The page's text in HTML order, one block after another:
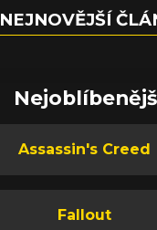
NEJNOVĚJŠÍ
Assassin's Creed
Fallout